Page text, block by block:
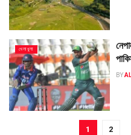
খেলাধুলা
BY
1 2